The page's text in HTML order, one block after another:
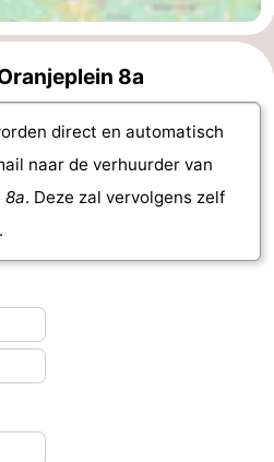
8a
direct en automatisch
naar de verhuurder van
8a. Deze zal vervolgens zelf